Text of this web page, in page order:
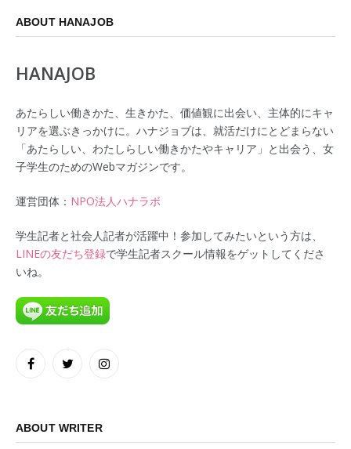
ABOUT HANAJOB
HANAJOB
あたらしい働きかた、生きかた、価値観に出会い、主体的にキャ
リアを選ぶきっかけに。ハナジョブは、就活だけにとどまらない
「あたらしい、わたしらしい働きかたやキャリア」と出会う、女
子学生のためのWebマガジンです。
運営団体： NPO法人ハナラボ
学生記者と社会人記者が活躍中！参加してみたいという方は、
LINEの友だち登録で学生記者スクール情報をゲットしてくださ
いね。
FacebookTwitter Instagram
ABOUT WRITER